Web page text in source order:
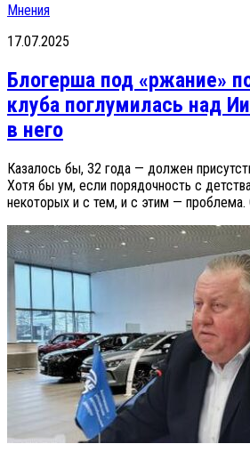
Мнения
17.07.2025
Блогерша под «ржание»
клуба поглумилась над
в него
Казалось бы, 32 года — должен
Хотя бы ум, если порядочность с
некоторых и с тем, и с этим — проблема.